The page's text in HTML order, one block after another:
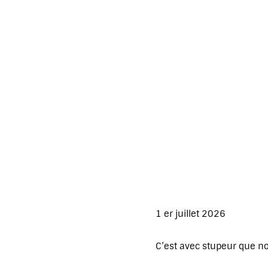
1 er juillet 2026
C’est avec stupeur que